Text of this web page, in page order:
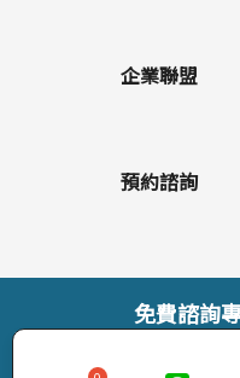
遊學懶人
語言學
企業聯盟
上學院留
遊學隨
預約諮詢
線上直
索取遊
免費諮詢